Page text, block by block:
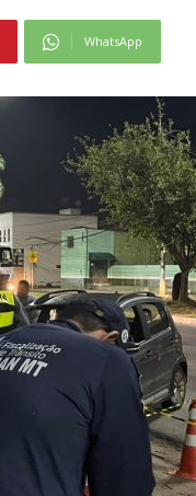
WhatsApp